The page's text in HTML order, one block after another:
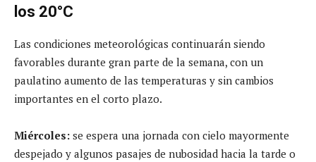
los 20°C
Las condiciones meteorológicas continuarán siendo
favorables durante gran parte de la semana, con un
paulatino aumento de las temperaturas y sin cambios
importantes en el corto plazo.
Miércoles: se espera una jornada con cielo mayormente
despejado y algunos pasajes de nubosidad hacia la tarde o